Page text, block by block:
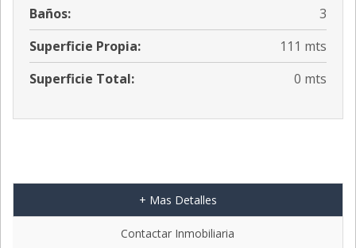
';
Baños:
3
Superficie Propia:
111 mts
Superficie Total:
0 mts
+ Mas Detalles
Contactar Inmobiliaria